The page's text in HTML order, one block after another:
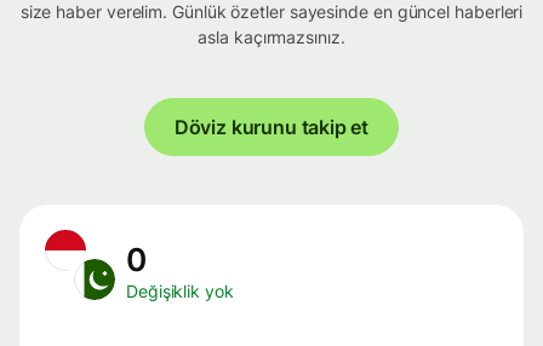
size haber verelim. Günlük özetler sayesinde en güncel haberleri
asla kaçırmazsınız.
Döviz kurunu takip et
0
Değişiklik yok